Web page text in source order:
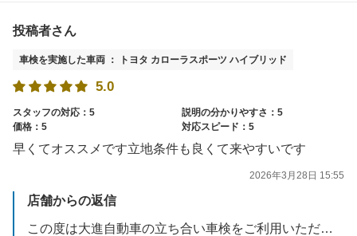
投稿者さん
車検を実施した車両 ： トヨタ カローラスポーツ ハイブリッド
5.0
スタッフの対応：5
説明の分かりやすさ：5
価格：5
対応スピード：5
早くてオススメです立地条件も良くて来やすいです
2026年3月28日 15:55
店舗からの返信
この度は大進自動車の立ち合い車検をご利用いただきありがとうございました！また、星5つの高評価励みになります。ありがとうございます！今後もお客様に快くご利用いただけるように従業員一同精進してまいります。